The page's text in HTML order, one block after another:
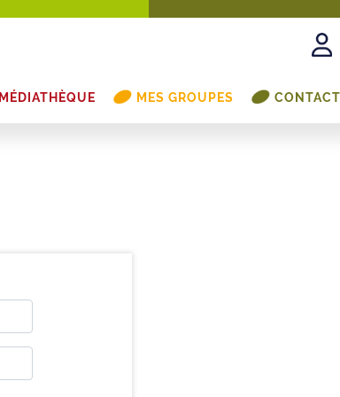
MÉDIATHÈQUE MES GROUPES